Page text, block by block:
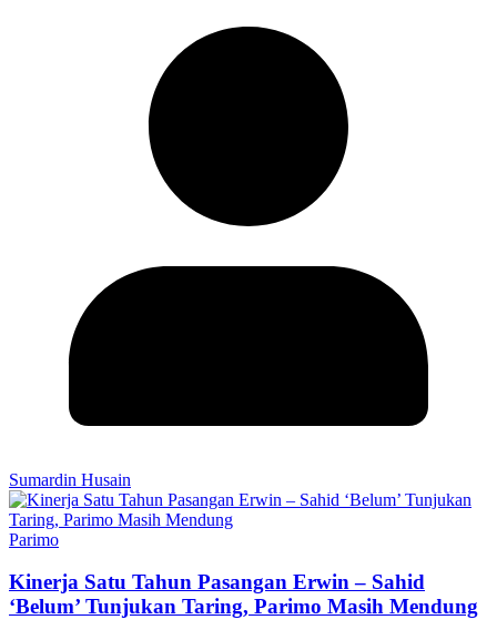
Sumardin Husain
Parimo
Kinerja Satu Tahun Pasangan Erwin – Sahid
‘Belum’ Tunjukan Taring, Parimo Masih Mendung